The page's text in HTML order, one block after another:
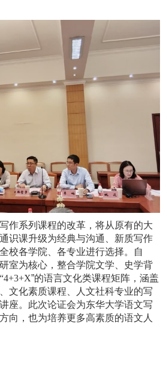
作系列课程的改革，将从原有的大
识课升级为经典与沟通、新质写作
校各学院、各专业进行选择。自
室为核心，整合学院文学、史学背
“4+3+X”的语言文化类课程矩阵，涵盖
文化素质课程、人文社科专业的写
座。 此次论证会为东华大学语文写
向，也为培养更多高素质的语文人